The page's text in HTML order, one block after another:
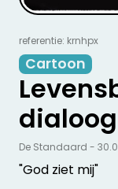
referentie: krnhpx
Cartoon
dialoog
"God ziet mij"
De Standaard -